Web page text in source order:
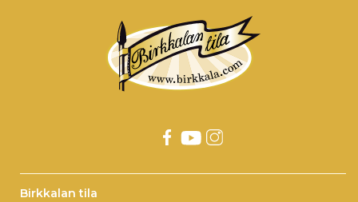
Birkkalan tila